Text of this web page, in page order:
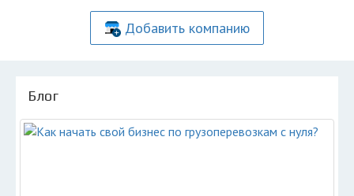
Добавить компанию
Блог